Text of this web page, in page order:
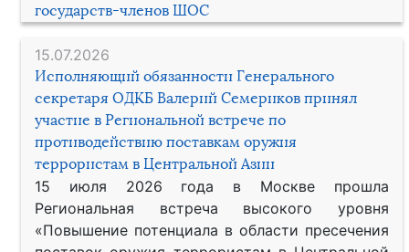
государств-членов ШОС
15.07.2026
Исполняющий обязанности Генерального
секретаря ОДКБ Валерий Семериков принял
участие в Региональной встрече по
противодействию поставкам оружия
террористам в Центральной Азии
15 июля 2026 года в Москве прошла
Региональная встреча высокого уровня
«Повышение потенциала в области пресечения